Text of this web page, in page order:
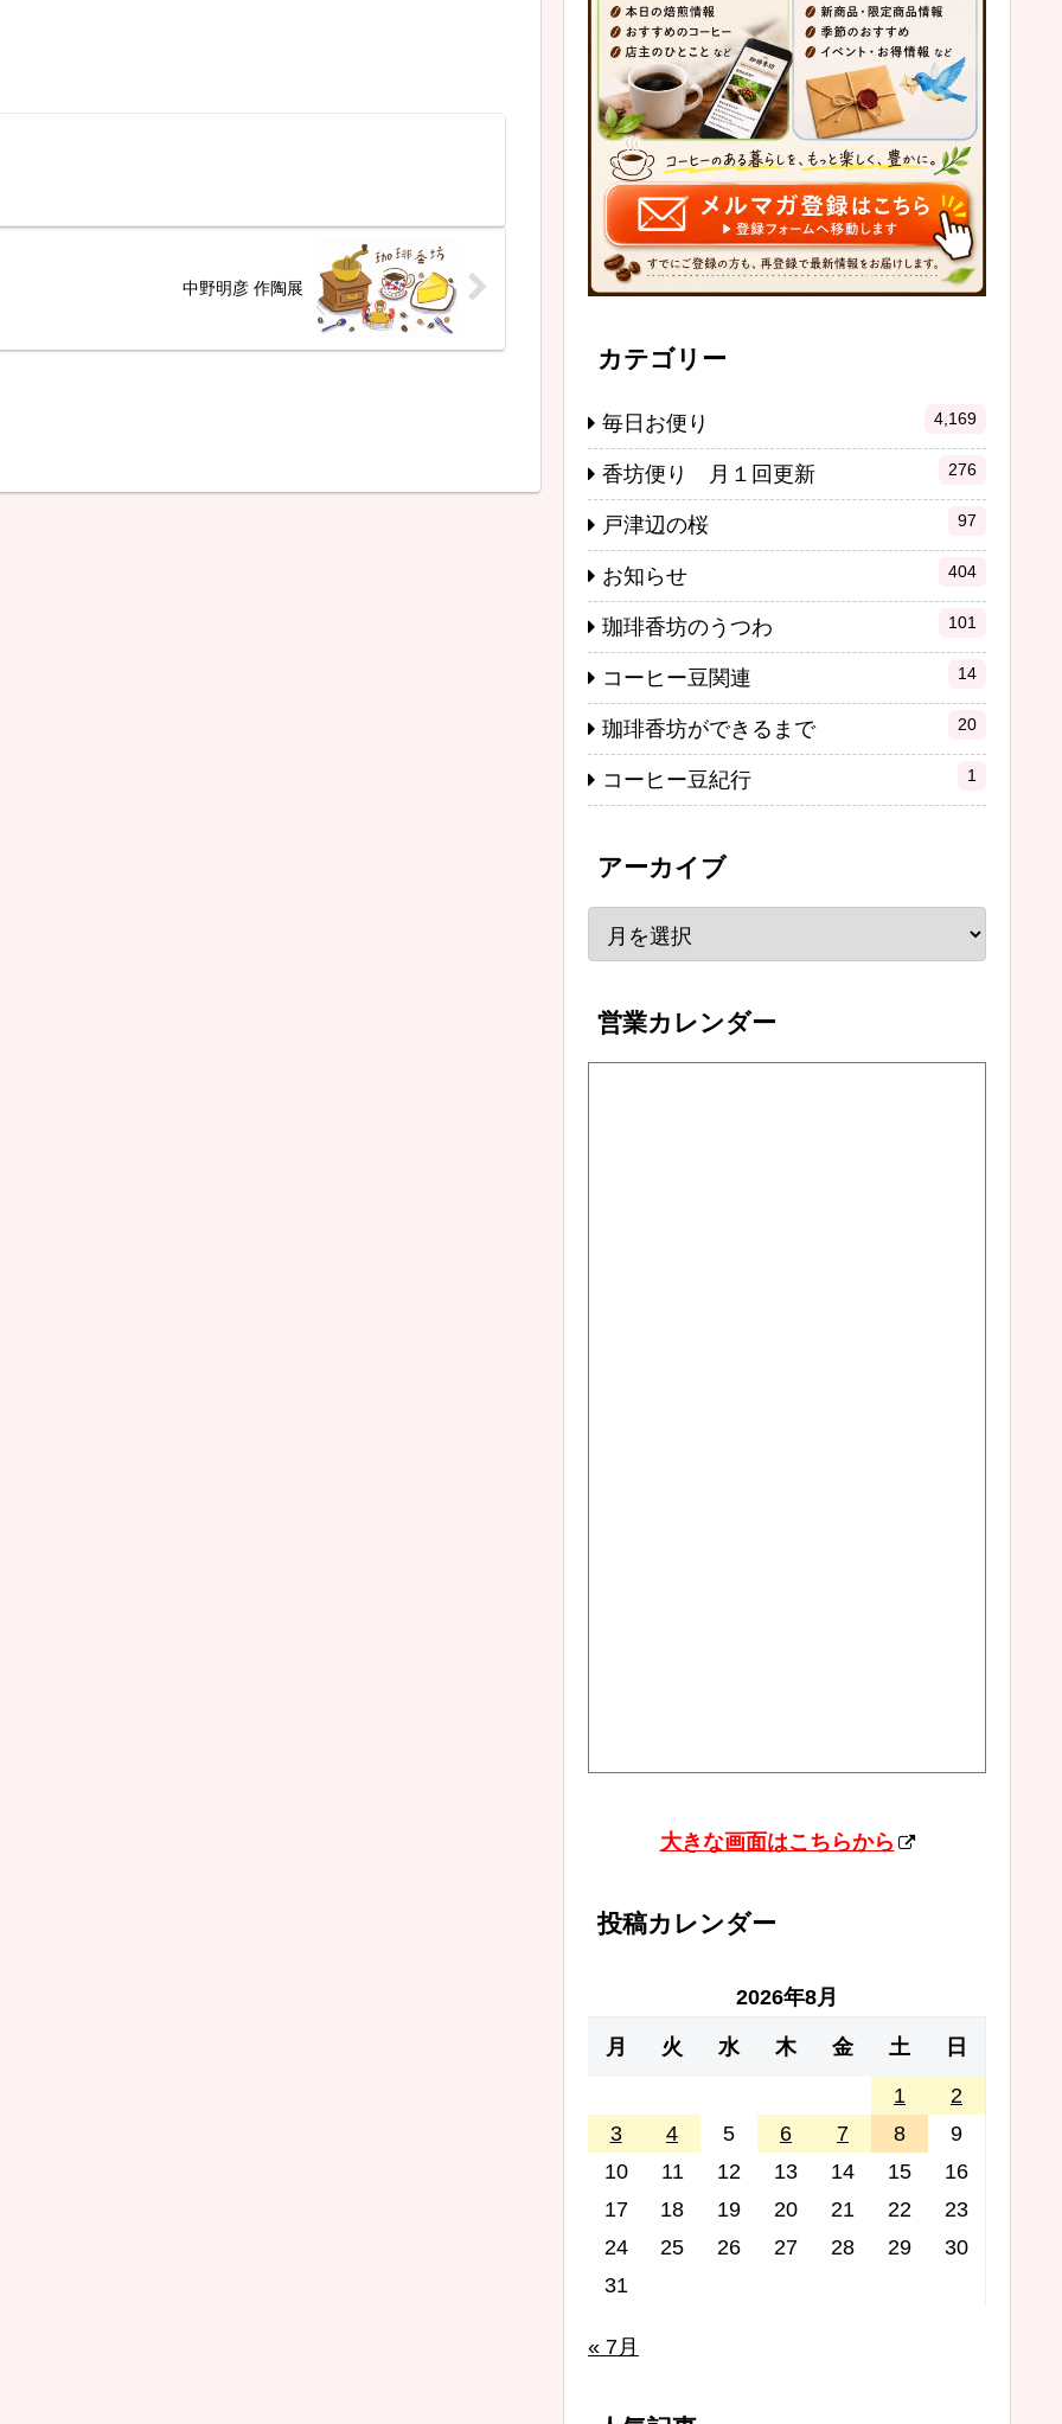
中野明彦 作陶展
カテゴリー
毎日お便り 4,169
香坊便り 月１回更新 276
戸津辺の桜 97
お知らせ 404
珈琲香坊のうつわ 101
コーヒー豆関連 14
珈琲香坊ができるまで 20
コーヒー豆紀行 1
アーカイブ
営業カレンダー
大きな画面はこちらから
投稿カレンダー
2026年8月
月 火 水 木 金 土 日
1
2
3
4 5 6 7 8
9
10
11 12 13 14 15
16
17
18 19 20 21 22
23
24
25 26 27 28 29
30
31
« 7月